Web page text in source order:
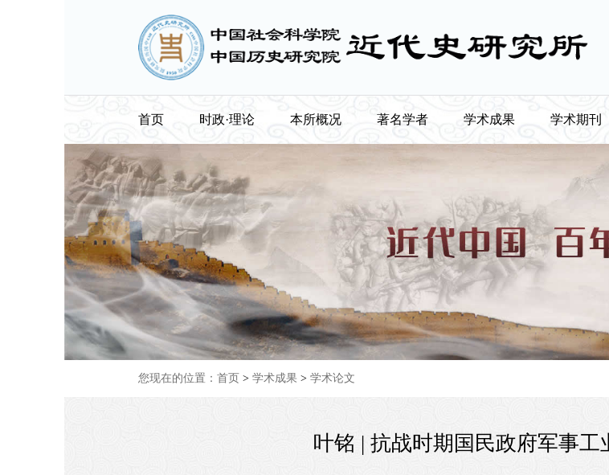
首页 时政·理论 本所概况 著名学者 学术成果 学术期刊
您现在的位置： 首页 > 学术成果 > 学术论文
叶铭 | 抗战时期国民政府军事工